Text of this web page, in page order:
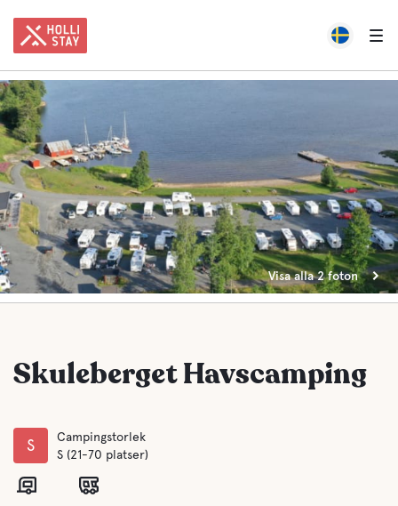
Visa alla 2 foton
Skuleberget Havscamping
S
Campingstorlek
S (21-70 platser)